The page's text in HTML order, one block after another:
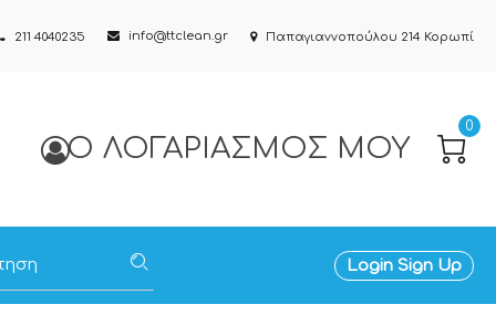
211 4040235 info@ttclean.gr Παπαγιαννοπούλου 214 Κορωπί
Ο ΛΟΓΑΡΙΑΣΜΌΣ ΜΟΥ
0
Login Sign Up